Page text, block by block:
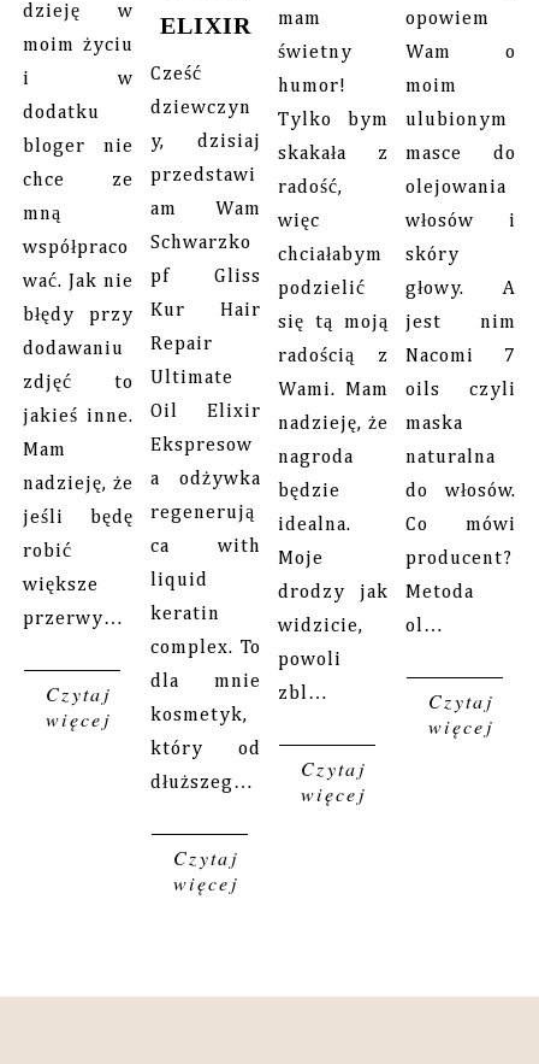
dzieję w
moim życiu
i w
dodatku
bloger nie
chce ze
mną
współpraco
wać. Jak nie
błędy przy
dodawaniu
zdjęć to
jakieś inne.
Mam
nadzieję, że
jeśli będę
robić
większe
przerwy…
Czytaj
więcej
ELIXIR
Cześć
dziewczyn
y, dzisiaj
przedstawi
am Wam
Schwarzko
pf Gliss
Kur Hair
Repair
Ultimate
Oil Elixir
Ekspresow
a odżywka
regenerują
ca with
liquid
keratin
complex. To
dla mnie
kosmetyk,
który od
dłuższeg…
Czytaj
więcej
mam
świetny
humor!
Tylko bym
skakała z
radość,
więc
chciałabym
podzielić
się tą moją
radością z
Wami. Mam
nadzieję, że
nagroda
będzie
idealna.
Moje
drodzy jak
widzicie,
powoli
zbl…
Czytaj
więcej
opowiem
Wam o
moim
ulubionym
masce do
olejowania
włosów i
skóry
głowy. A
jest nim
Nacomi 7
oils czyli
maska
naturalna
do włosów.
Co mówi
producent?
Metoda
ol…
Czytaj
więcej